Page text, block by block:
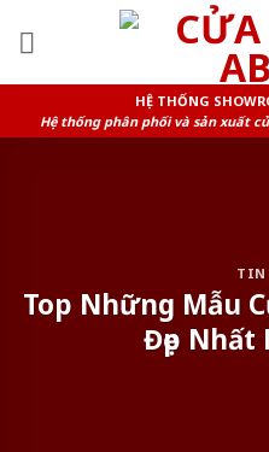
HỆ THỐNG
Hệ thống phân phối và sản xuất
TIN
Top Những Mẫu
Đẹp Nhất